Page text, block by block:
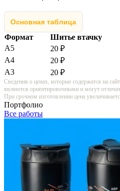
Основная таблица
Формат Шитье втачку
А5
20 ₽
А4
20 ₽
А3
20 ₽
Сведения о ценах, которые содержатся на
являются ориентировочными и могут
При срочном изготовлении цена
Портфолио
Все работы